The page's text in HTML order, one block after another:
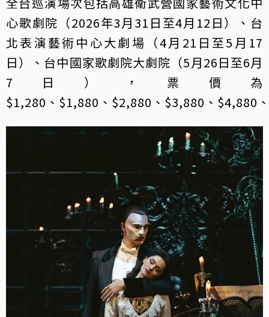
心歌劇院（2026年3月31日至4月12日）、台
北表演藝術中心大劇場（4月21日至5月17
日）、台中國家歌劇院大劇院（5月26日至6月
7日），票價為
$1,280、$1,880、$2,880、$3,880、$4,880